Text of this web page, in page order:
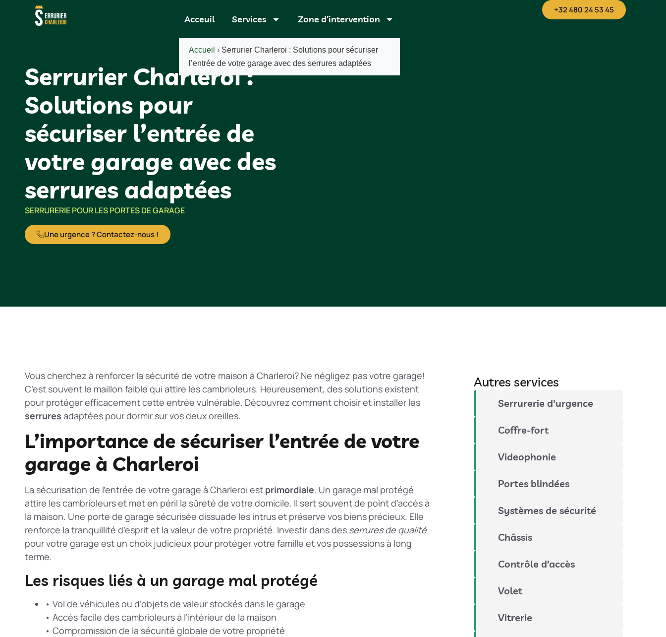
Serrurier Charleroi :
Solutions pour
sécuriser l’entrée de
votre garage avec des
serrures adaptées
SERRURERIE POUR LES PORTES DE GARAGE
Une urgence ? Contactez-nous !
Vous cherchez à renforcer la sécurité de votre maison à Charleroi? Ne négligez pas votre garage!
C’est souvent le maillon faible qui attire les cambrioleurs. Heureusement, des solutions existent
pour protéger efficacement cette entrée vulnérable. Découvrez comment choisir et installer les
serrures adaptées pour dormir sur vos deux oreilles.
L’importance de sécuriser l’entrée de votre
garage à Charleroi
La sécurisation de l’entrée de votre garage à Charleroi est primordiale. Un garage mal protégé
attire les cambrioleurs et met en péril la sûreté de votre domicile. Il sert souvent de point d’accès à
la maison. Une porte de garage sécurisée dissuade les intrus et préserve vos biens précieux. Elle
renforce la tranquillité d’esprit et la valeur de votre propriété. Investir dans des serrures de qualité
pour votre garage est un choix judicieux pour protéger votre famille et vos possessions à long
terme.
Les risques liés à un garage mal protégé
• Vol de véhicules ou d’objets de valeur stockés dans le garage
• Accès facile des cambrioleurs à l’intérieur de la maison
• Compromission de la sécurité globale de votre propriété
Autres services
Serrurerie d'urgence
Coffre-fort
Videophonie
Portes blindées
Systèmes de sécurité
Châssis
Contrôle d’accès
Volet
Vitrerie
Acceuil Services Zone d’intervention
Accueil › Serrurier Charleroi : Solutions pour sécuriser
l’entrée de votre garage avec des serrures adaptées
+32 480 24 53 45